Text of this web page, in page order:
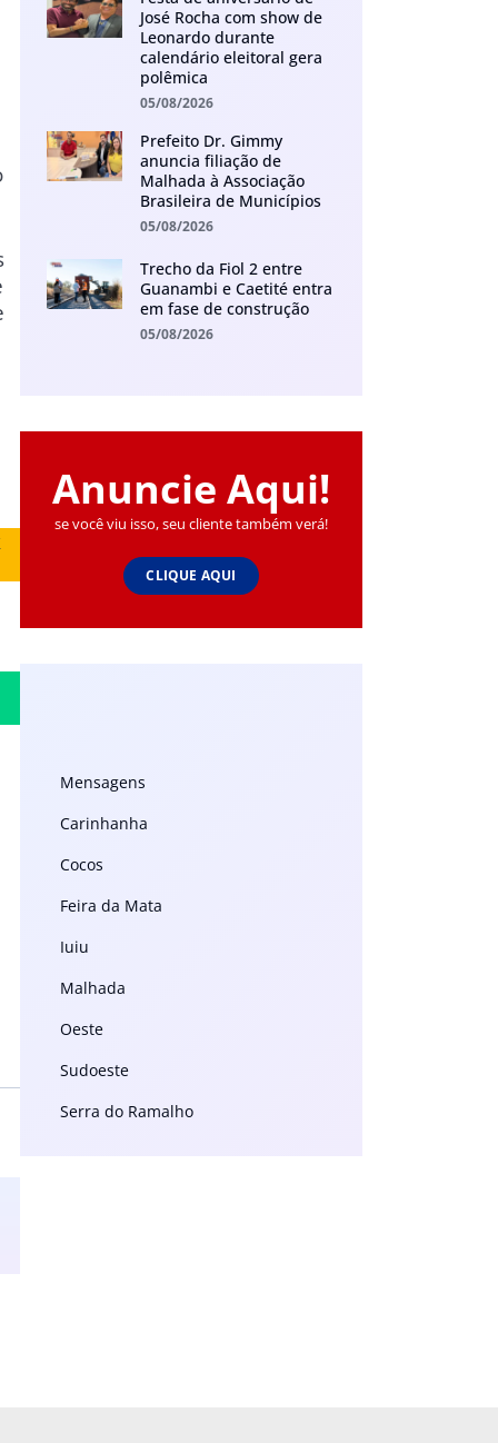
José Rocha com show de
Leonardo durante
calendário eleitoral gera
polêmica
05/08/2026
Prefeito Dr. Gimmy
anuncia filiação de
Malhada à Associação
Brasileira de Municípios
05/08/2026
Trecho da Fiol 2 entre
Guanambi e Caetité entra
em fase de construção
05/08/2026
Anuncie Aqui!
se você viu isso, seu cliente também verá!
CLIQUE AQUI
Mensagens
Carinhanha
Cocos
Feira da Mata
Iuiu
Malhada
Oeste
Sudoeste
Serra do Ramalho